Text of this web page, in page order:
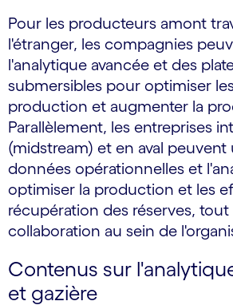
Pour les producteurs amont
l'étranger, les compagnies
l'analytique avancée et des
submersibles pour optimiser
production et augmenter la
Parallèlement, les entreprises
(midstream) et en aval peuvent
données opérationnelles et
optimiser la production et les
récupération des réserves, tout
collaboration au sein de
Contenus sur
et gazière